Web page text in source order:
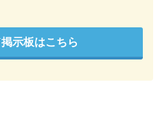
示板はこちら